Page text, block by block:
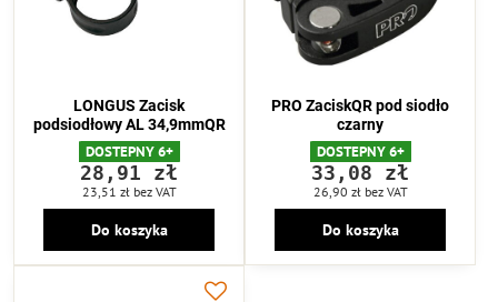
LONGUS Zacisk
podsiodłowy AL 34,9mmQR
DOSTEPNY 6+
28,91 zł
23,51 zł bez VAT
Do koszyka
PRO ZaciskQR pod siodło
czarny
DOSTEPNY 6+
33,08 zł
26,90 zł bez VAT
Do koszyka